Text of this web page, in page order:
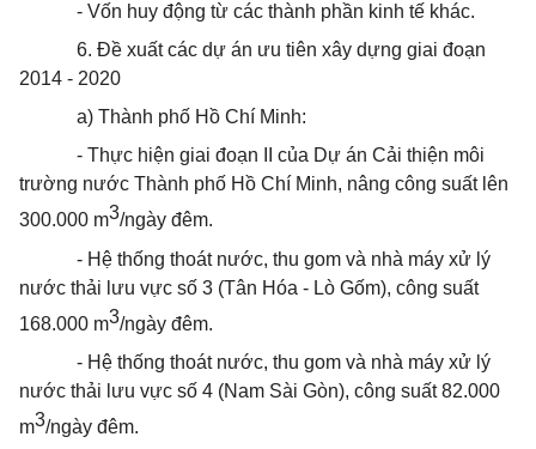
- Vốn huy động từ các thành phần kinh tế khác.
6. Đề xuất các dự án ưu tiên xây dựng giai đoạn
2014 - 2020
a) Thành phố Hồ Chí Minh:
- Thực hiện giai đoạn II của Dự án Cải thiện môi
trường nước Thành phố Hồ Chí Minh, nâng công suất lên
300.000 m3/ngày đêm.
- Hệ thống thoátnước, thu gom và nhà máy xử lý
nước thải lưu vực số 3 (Tân Hóa - Lò Gốm), công suất
168.000 m3/ngày đêm.
- Hệ thống thoátnước, thu gom và nhà máy xử lý
nước thải lưu vực số 4 (Nam Sài Gòn), công suất 82.000
m3/ngày đêm.